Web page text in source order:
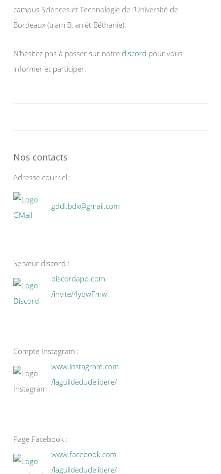
campus Sciences et Technologie de l’Université de
Bordeaux (tram B, arrêt Béthanie).
N’hésitez pas à passer sur notre discord pour vous
informer et participer.
Nos contacts
Adresse courriel :
gddl.bdx@gmail.com
Serveur discord :
discordapp.com
/invite/4yqwFmw
Compte Instagram :
www.instagram.com
/laguildedudelibere/
Page Facebook :
www.facebook.com
/laguildedudelibere/